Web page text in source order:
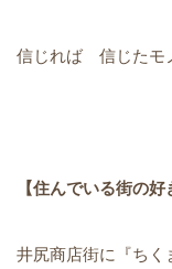
信じれば 信じたモ
【住んでいる街の
井尻商店街に『ちく